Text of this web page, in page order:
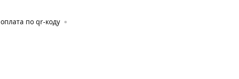
оплата по qr-коду